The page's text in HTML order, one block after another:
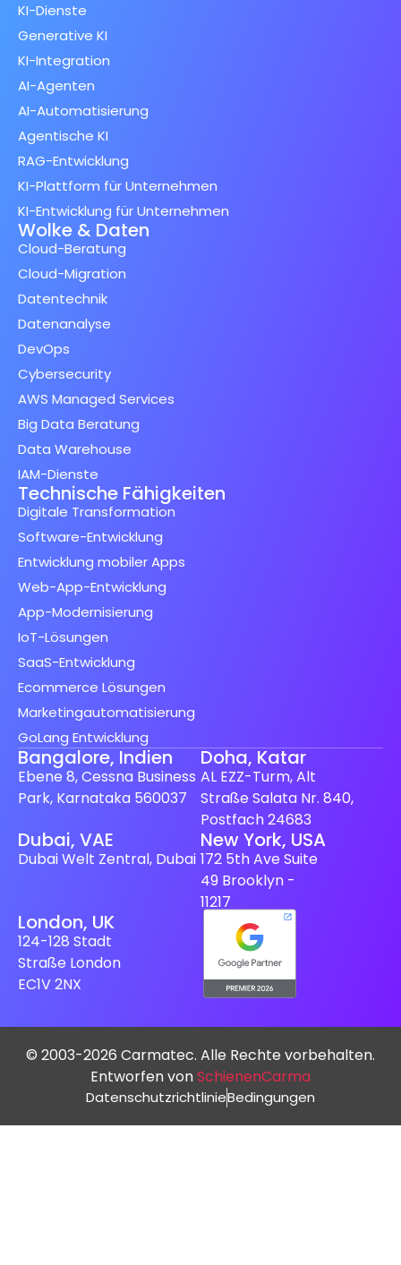
KI-Dienste
Generative KI
KI-Integration
AI-Agenten
AI-Automatisierung
Agentische KI
RAG-Entwicklung
KI-Plattform für Unternehmen
KI-Entwicklung für Unternehmen
Wolke & Daten
Cloud-Beratung
Cloud-Migration
Datentechnik
Datenanalyse
DevOps
Cybersecurity
AWS Managed Services
Big Data Beratung
Data Warehouse
IAM-Dienste
Technische Fähigkeiten
Digitale Transformation
Software-Entwicklung
Entwicklung mobiler Apps
Web-App-Entwicklung
App-Modernisierung
IoT-Lösungen
SaaS-Entwicklung
Ecommerce Lösungen
Marketingautomatisierung
GoLang Entwicklung
Bangalore, Indien
Ebene 8, Cessna Business
Park, Karnataka 560037
Doha, Katar
AL EZZ-Turm, Alt
Straße Salata Nr. 840,
Postfach 24683
Dubai, VAE
Dubai Welt Zentral, Dubai
New York, USA
172 5th Ave Suite
49 Brooklyn -
11217
London, UK
124-128 Stadt
Straße London
EC1V 2NX
© 2003-2026 Carmatec. Alle Rechte vorbehalten.
Entworfen vonSchienenCarma
DatenschutzrichtlinieBedingungen
Spanish (Spain)